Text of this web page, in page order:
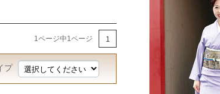
1ページ中1ページ 1
プ